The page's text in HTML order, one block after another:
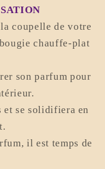
coupelle de votre
chauffe-plat
son parfum pour
se solidifiera en
il est temps de